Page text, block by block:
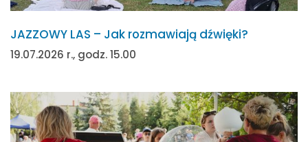
JAZZOWY LAS – Jak rozmawiają dźwięki?
19.07.2026 r., godz. 15.00